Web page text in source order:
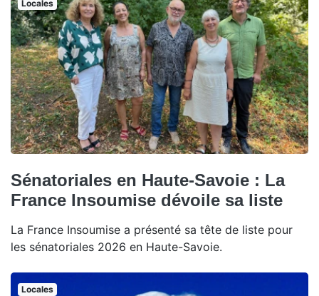
Locales
Sénatoriales en Haute-Savoie : La
France Insoumise dévoile sa liste
La France Insoumise a présenté sa tête de liste pour
les sénatoriales 2026 en Haute-Savoie.
Locales